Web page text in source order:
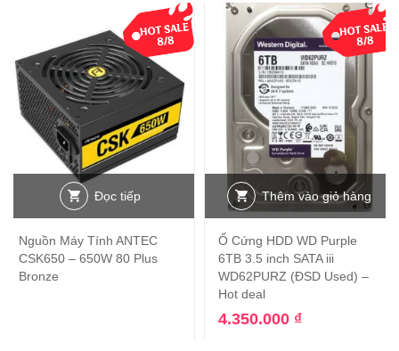
Đọc tiếp
Nguồn Máy Tính ANTEC
CSK650 – 650W 80 Plus
Bronze
Thêm vào giỏ hàng
Ổ Cứng HDD WD Purple
6TB 3.5 inch SATA iii
WD62PURZ (ĐSD Used) –
Hot deal
4.350.000 ₫